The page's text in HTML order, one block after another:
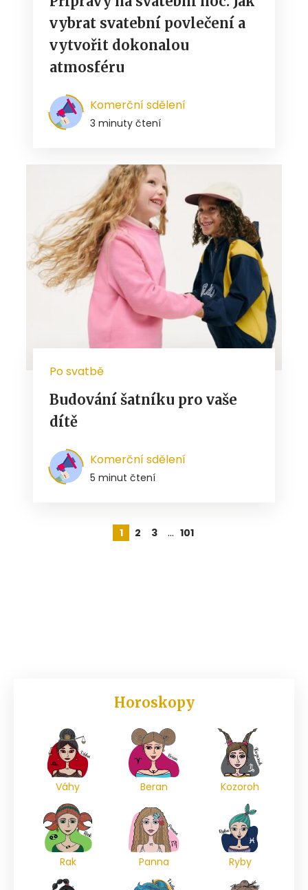
vybrat svatební povlečení a
vytvořit dokonalou
atmosféru
Komerční sdělení
3 minuty čtení
Po svatbě
Budování šatníku pro vaše
dítě
Komerční sdělení
5 minut čtení
1 2 3 … 101
Horoskopy
Váhy Beran Kozoroh
Rak Panna Ryby